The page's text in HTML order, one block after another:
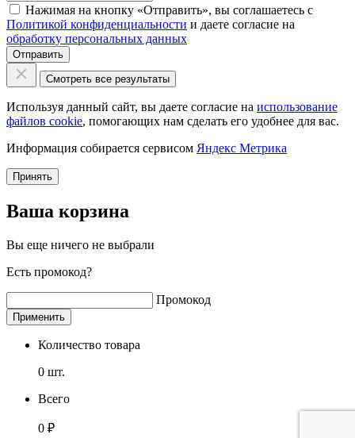
Нажимая на кнопку «Отправить», вы соглашаетесь с
Политикой конфиденциальности и даете согласие на
обработку персональных данных
Отправить
Смотреть все результаты
Используя данный сайт, вы даете согласие на использование
файлов cookie, помогающих нам сделать его удобнее для вас.
Информация собирается сервисом Яндекс Метрика
Принять
Ваша корзина
Вы еще ничего не выбрали
Есть промокод?
Промокод
Применить
Количество товара
0 шт.
Всего
0 ₽